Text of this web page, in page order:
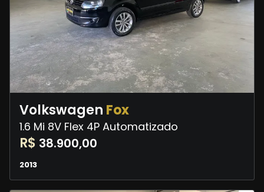
Volkswagen Fox
1.6 Mi 8V Flex 4P Automatizado
R$ 38.900,00
2013